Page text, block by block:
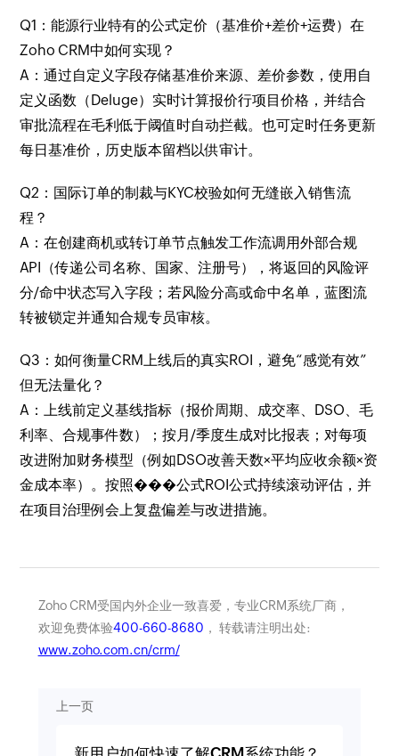
Q1：能源行业特有的公式定价（基准价+差价+运费）在
Zoho CRM中如何实现？
A：通过自定义字段存储基准价来源、差价参数，使用自
定义函数（Deluge）实时计算报价行项目价格，并结合
审批流程在毛利低于阈值时自动拦截。也可定时任务更新
每日基准价，历史版本留档以供审计。
Q2：国际订单的制裁与KYC校验如何无缝嵌入销售流
程？
A：在创建商机或转订单节点触发工作流调用外部合规
API（传递公司名称、国家、注册号），将返回的风险评
分/命中状态写入字段；若风险分高或命中名单，蓝图流
转被锁定并通知合规专员审核。
Q3：如何衡量CRM上线后的真实ROI，避免“感觉有效”
但无法量化？
A：上线前定义基线指标（报价周期、成交率、DSO、毛
利率、合规事件数）；按月/季度生成对比报表；对每项
改进附加财务模型（例如DSO改善天数×平均应收余额×资
金成本率）。按照���公式ROI公式持续滚动评估，并
在项目治理例会上复盘偏差与改进措施。
Zoho CRM受国内外企业一致喜爱，专业CRM系统厂商，
欢迎免费体验400-660-8680 ， 转载请注明出处:
www.zoho.com.cn/crm/
上一页